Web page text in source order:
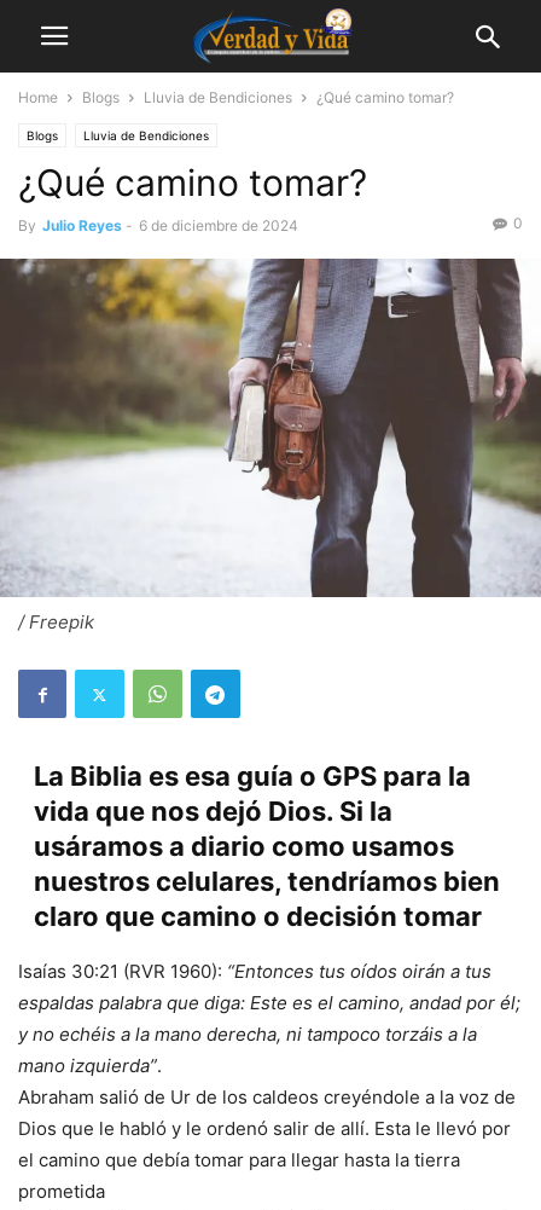
Home Blogs Lluvia de Bendiciones ¿Qué camino tomar?
Blogs Lluvia de Bendiciones
¿Qué camino tomar?
By Julio Reyes - 6 de diciembre de 2024 0
/ Freepik
La Biblia es esa guía o GPS para la
vida que nos dejó Dios. Si la
usáramos a diario como usamos
nuestros celulares, tendríamos bien
claro que camino o decisión tomar
Isaías 30:21 (RVR 1960): “Entonces tus oídos oirán a tus
espaldas palabra que diga: Este es el camino, andad por él;
y no echéis a la mano derecha, ni tampoco torzáis a la
mano izquierda”.
Abraham salió de Ur de los caldeos creyéndole a la voz de
Dios que le habló y le ordenó salir de allí. Esta le llevó por
el camino que debía tomar para llegar hasta la tierra
prometida